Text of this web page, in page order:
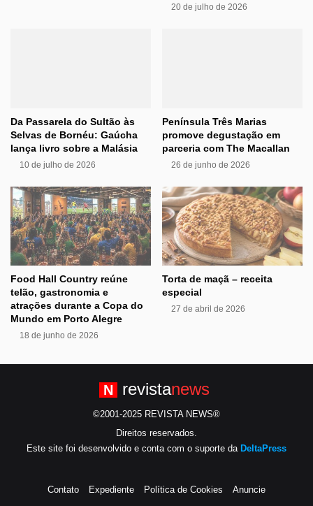
20 de julho de 2026
Da Passarela do Sultão às
Selvas de Bornéu: Gaúcha
lança livro sobre a Malásia
10 de julho de 2026
Península Três Marias
promove degustação em
parceria com The Macallan
26 de junho de 2026
Food Hall Country reúne
telão, gastronomia e
atrações durante a Copa do
Mundo em Porto Alegre
18 de junho de 2026
Torta de maçã – receita
especial
27 de abril de 2026
N revistanews
©2001-2025 REVISTA NEWS®
Direitos reservados.
Este site foi desenvolvido e conta com o suporte da DeltaPress
Contato Expediente Política de Cookies Anuncie